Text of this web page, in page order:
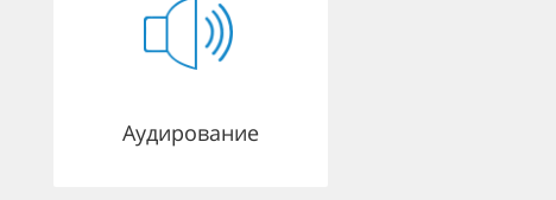
Аудирование